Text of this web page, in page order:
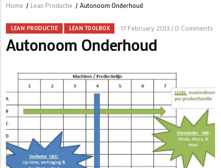
Kruimelpad
Home / Lean Productie / Autonoom Onderhoud
LEAN PRODUCTIE LEAN TOOLBOX 17 February 2013 / 0 Comments
Autonoom Onderhoud